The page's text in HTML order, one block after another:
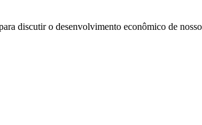
discutir o desenvolvimento econômico de